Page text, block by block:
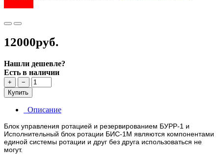
12000руб.
Нашли дешевле?
Есть в наличии
+
−
Купить
Описание
Блок управления ротацией и резервированием БУРР-1 и
Исполнительный блок ротации БИС-1М являются компонентами
единой системы ротации и друг без друга использоваться не
могут.